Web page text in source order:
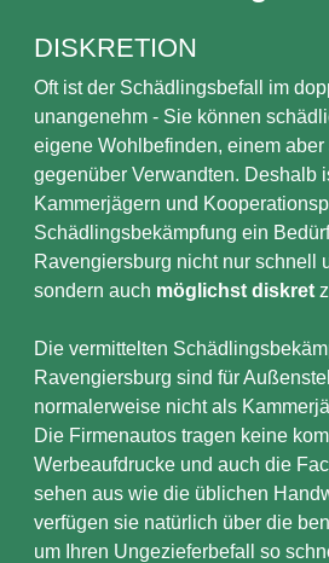
DISKRETION
Oft ist der Schädlingsbefall im
unangenehm - Sie können
eigene Wohlbefinden, einem
gegenüber Verwandten. Deshalb
Kammerjägern und
Schädlingsbekämpfung ein
Ravengiersburg nicht nur schnell
sondern auch möglichst diskret
Die vermittelten
Ravengiersburg sind für
normalerweise nicht als
Die Firmenautos tragen keine
Werbeaufdrucke und auch die
sehen aus wie die üblichen
verfügen sie natürlich über die
um Ihren Ungezieferbefall so